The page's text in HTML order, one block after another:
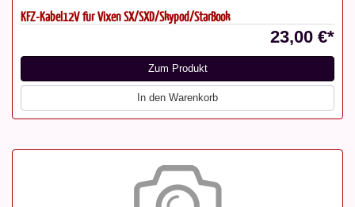
KFZ-Kabel12V für Vixen SX/SXD/Skypod/StarBook
23,00 €*
Zum Produkt
In den Warenkorb